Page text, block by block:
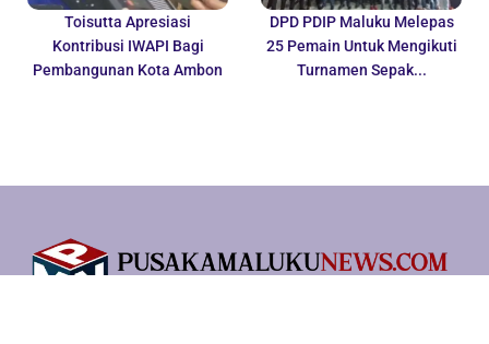
Toisutta Apresiasi
Kontribusi IWAPI Bagi
Pembangunan Kota Ambon
DPD PDIP Maluku Melepas
25 Pemain Untuk Mengikuti
Turnamen Sepak...